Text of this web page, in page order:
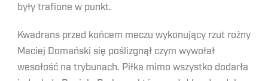
były trafione w punkt.
Kwadrans przed końcem meczu wykonujący rzut rożny
Maciej Domański się poślizgnął czym wywołał
wesołość na trybunach. Piłka mimo wszystko dodarła